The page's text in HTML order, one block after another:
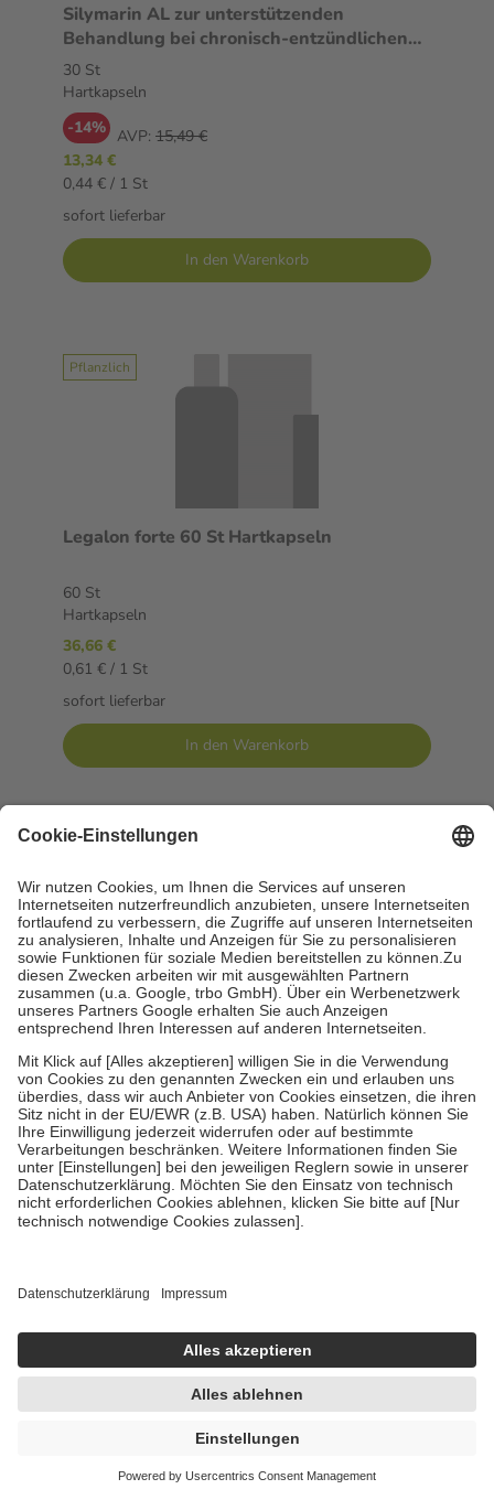
Silymarin AL zur unterstützenden
Behandlung bei chronisch-entzündlichen
Lebererkrankungen
30 St
Hartkapseln
-14% AVP: 15,49 €
13,34 €
0,44 € / 1 St
sofort lieferbar
In den Warenkorb
Pflanzlich
Legalon forte 60 St Hartkapseln
60 St
Hartkapseln
36,66 €
0,61 € / 1 St
sofort lieferbar
In den Warenkorb
HEPAR HEVERT INJEKT 10X2 ml Ampullen
10X2 ml
Ampullen
-30%
AVP: 29,99 €
20,99 €
1.049,50 € / 1 l
sofort lieferbar
Pflanzlich